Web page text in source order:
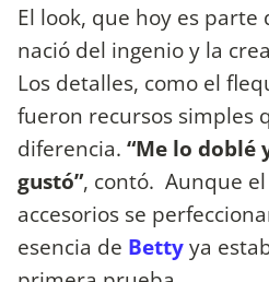
El look, que hoy es
nació del ingenio y la
Los detalles, como el
fueron recursos simples
diferencia. “Me lo doblé
gustó”, contó. Aunque
accesorios se
esencia de Bettyya